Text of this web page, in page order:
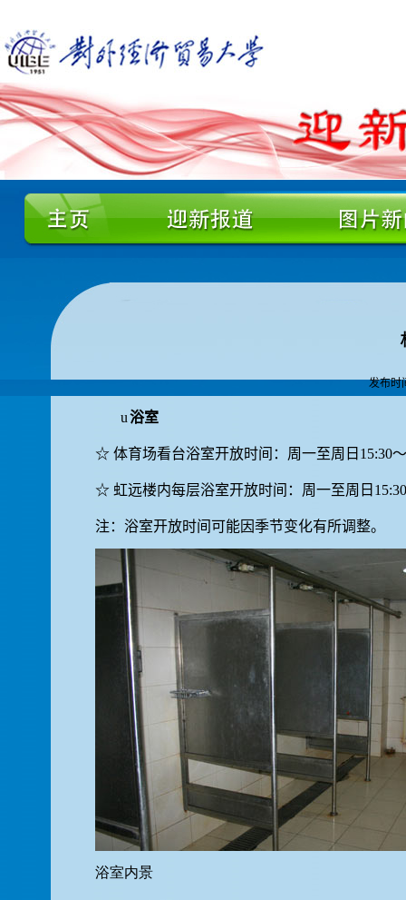
发布时
u浴室
☆ 体育场看台浴室开放时间：周一至周日 15:30～
☆ 虹远楼内每层浴室开放时间：周一至周日 15:30
注：浴室开放时间可能因季节变化有所调整。
浴室内景